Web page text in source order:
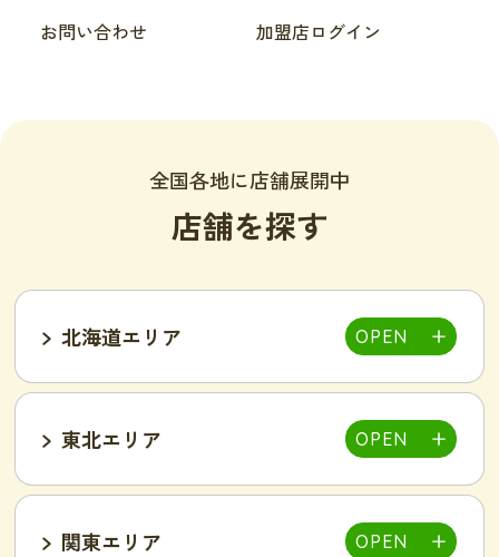
お問い合わせ
加盟店ログイン
全国各地に店舗展開中
店舗を探す
北海道エリア
東北エリア
関東エリア